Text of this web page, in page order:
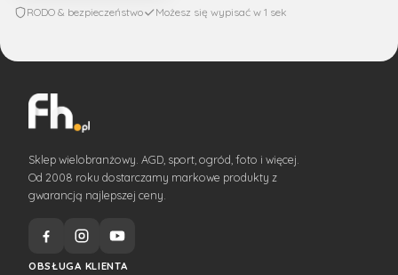
RODO & bezpieczeństwo Możesz się wypisać w 1 sek
Sklep wielobranżowy. AGD, sport, ogród, foto i więcej.
Od 2008 roku dostarczamy markowe produkty z
gwarancją najlepszej ceny.
OBSŁUGA KLIENTA